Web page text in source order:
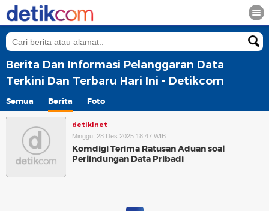
Berita Dan Informasi Pelanggaran Data
Terkini Dan Terbaru Hari Ini - Detikcom
Semua Berita Foto
detikInet
Minggu, 28 Des 2025 18:47 WIB
Komdigi Terima Ratusan Aduan soal
Perlindungan Data Pribadi